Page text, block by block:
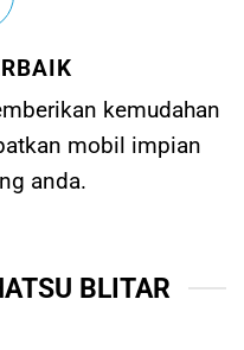
kemudahan
mobil impian
anda.
BLITAR